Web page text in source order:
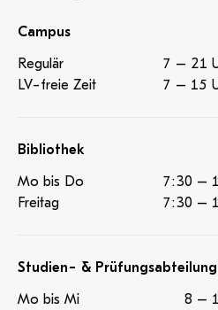
Campus
Regulär
7 – 21
LV-freie Zeit
7 – 15
Bibliothek
Mo bis Do
7:30 –
Freitag
7:30 –
Studien- & Prüfungsabteilung
Mo bis Mi
8 –